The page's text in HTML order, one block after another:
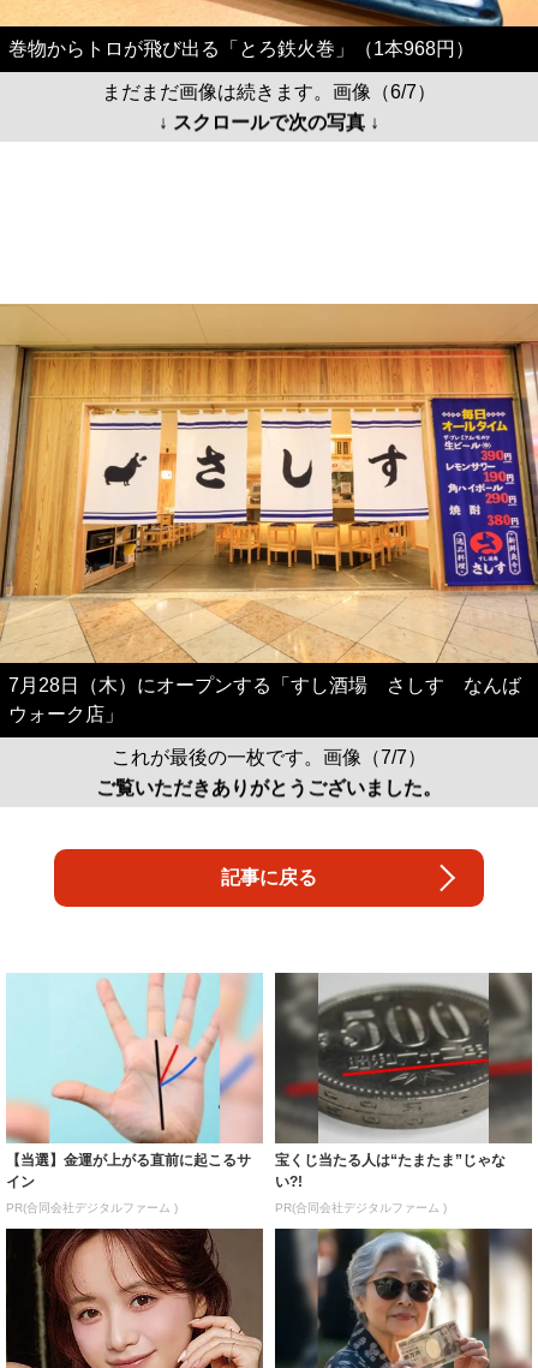
巻物からトロが飛び出る「とろ鉄火巻」（1本968円）
まだまだ画像は続きます。画像（6/7）
↓ スクロールで次の写真 ↓
7月28日（木）にオープンする「すし酒場 さしす なんば
ウォーク店」
これが最後の一枚です。画像（7/7）
ご覧いただきありがとうございました。
記事に戻る
【当選】金運が上がる直前に起こるサ
イン
PR(合同会社デジタルファーム )
宝くじ当たる人は“たまたま”じゃな
い?!
PR(合同会社デジタルファーム )